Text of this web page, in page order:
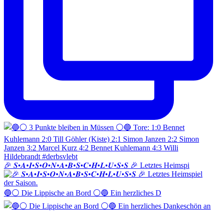
🎉 𝑺•𝑨•𝑰•𝑺•𝑶•𝑵•𝑨•𝑩•𝑺•𝑪•𝑯•𝑳•𝑼•𝑺•𝑺 🎉 Letztes Heimspi
🔵⚪️ Die Lippische an Bord ⚪️🔵 Ein herzliches D